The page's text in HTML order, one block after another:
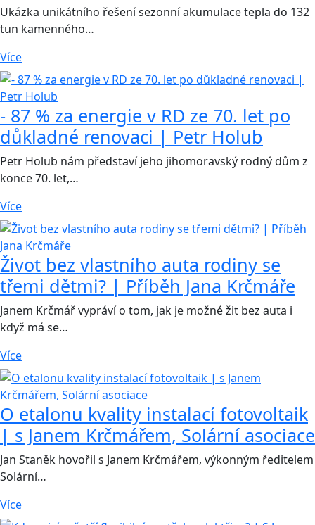
Ukázka unikátního řešení sezonní akumulace tepla do 132
tun kamenného…
Více
- 87 % za energie v RD ze 70. let po
důkladné renovaci | Petr Holub
Petr Holub nám představí jeho jihomoravský rodný dům z
konce 70. let,…
Více
Život bez vlastního auta rodiny se
třemi dětmi? | Příběh Jana Krčmáře
Janem Krčmář vypráví o tom, jak je možné žit bez auta i
když má se…
Více
O etalonu kvality instalací fotovoltaik
| s Janem Krčmářem, Solární asociace
Jan Staněk hovořil s Janem Krčmářem, výkonným ředitelem
Solární…
Více